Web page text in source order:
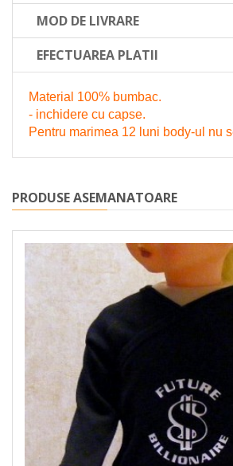
MOD DE LIVRARE
EFECTUAREA PLATII
Material 100% bumbac.
- inchidere cu capse.
Pentru marimea 12 luni body-ul nu
PRODUSE ASEMANATOARE